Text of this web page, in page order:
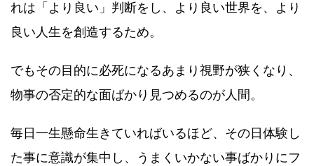
れは「より良い」判断をし、より良い世界を、より
良い人生を創造するため。
でもその目的に必死になるあまり視野が狭くなり、
物事の否定的な面ばかり見つめるのが人間。
毎日一生懸命生きていればいるほど、その日体験し
た事に意識が集中し、うまくいかない事ばかりにフ